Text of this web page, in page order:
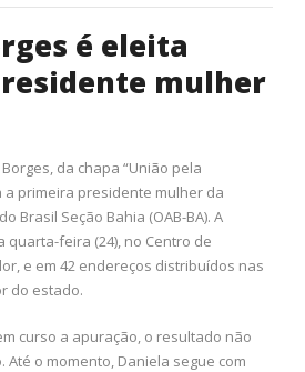
é eleita
mulher
da chapa “União pela
a primeira presidente mulher da
Brasil Seção Bahia (OAB-BA). A
quarta-feira (24), no Centro de
e em 42 endereços distribuídos nas
do estado.
curso a apuração, o resultado não
o momento, Daniela segue com